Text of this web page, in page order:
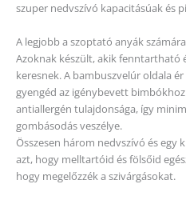
szuper nedvszívó kapacitásúak és
A legjobb a szoptató anyák
Azoknak készült, akik fenntartható
keresnek. A bambuszvelúr oldala
gyengéd az igénybevett
antiallergén tulajdonsága, így
gombásodás veszélye.
Összesen három nedvszívó és egy
azt, hogy melltartóid és fölsőid
hogy megelőzzék a szivárgásokat.